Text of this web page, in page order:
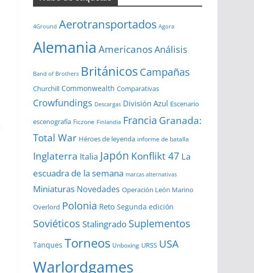
v
s
4Ground Aerotransportados Agora
Alemania AmericanosAnálisis
Band of Brothers BritánicosCampañas
Churchill Commonwealth Comparativas
Crowfundings Descargas División Azul Escenario
escenografía Ficzone Finlandia Francia Granada:
Total War Héroes de leyenda informe de batalla
Inglaterra Italia Japón Konflikt 47 La
escuadra de la semana marcas alternativas
Miniaturas Novedades Operación León Marino
Overlord Polonia Reto Segunda edición
Soviéticos Stalingrado Suplementos
Tanques Torneos Unboxing URSS USA
Warlordgames